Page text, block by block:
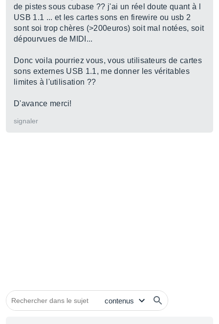
de pistes sous cubase ?? j'ai un réel doute quant à l
USB 1.1 ... et les cartes sons en firewire ou usb 2
sont soi trop chères (>200euros) soit mal notées, soit
dépourvues de MIDI...
Donc voila pourriez vous, vous utilisateurs de cartes
sons externes USB 1.1, me donner les véritables
limites à l'utilisation ??
D'avance merci!
signaler